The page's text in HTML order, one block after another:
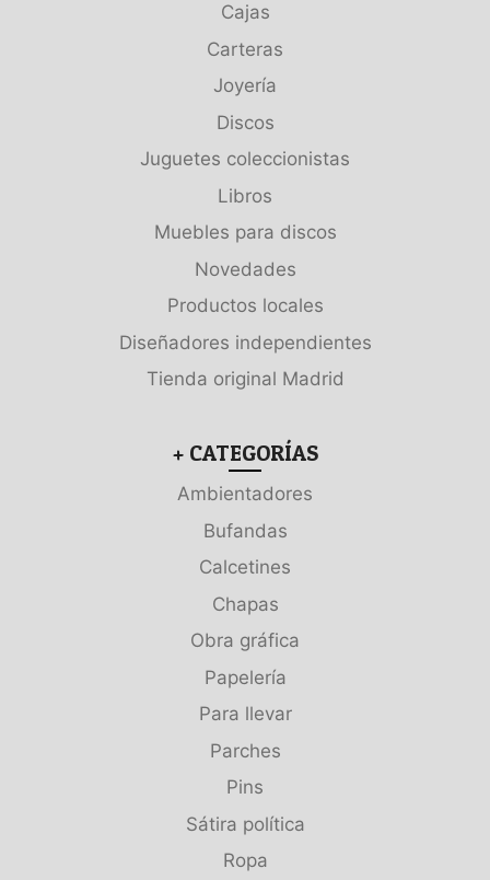
Cajas
Carteras
Joyería
Discos
Juguetes coleccionistas
Libros
Muebles para discos
Novedades
Productos locales
Diseñadores independientes
Tienda original Madrid
+ CATEGORÍAS
Ambientadores
Bufandas
Calcetines
Chapas
Obra gráfica
Papelería
Para llevar
Parches
Pins
Sátira política
Ropa